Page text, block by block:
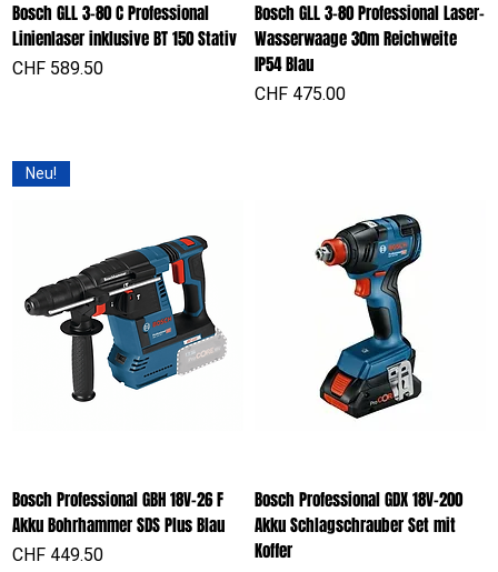
Bosch GLL 3-80 C Professional
Linienlaser inklusive BT 150 Stativ
Preis
CHF 589.50
Bosch GLL 3-80 Professional Laser-
Wasserwaage 30m Reichweite
IP54 Blau
Preis
CHF 475.00
Neu!
Bosch Professional GBH 18V-26 F
Akku Bohrhammer SDS Plus Blau
Preis
CHF 449.50
Bosch Professional GDX 18V-200
Akku Schlagschrauber Set mit
Koffer